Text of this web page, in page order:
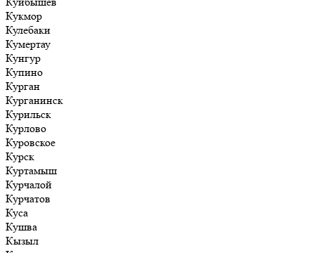
Кукмор
Кулебаки
Кумертау
Кунгур
Купино
Курган
Курганинск
Курильск
Курлово
Куровское
Курск
Куртамыш
Курчалой
Курчатов
Куса
Кушва
Кызыл